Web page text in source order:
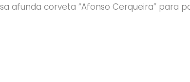
afunda corveta “Afonso Cerqueira” para